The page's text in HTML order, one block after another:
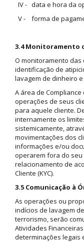
IV - data e hora da
V - forma de
3.4 Monitoramento
O monitoramento
identificação de
lavagem de dinheiro
A área de
operações de seus
para aquele cliente.
internamente os
sistemicamente,
movimentações dos
informações e/ou
operarem fora do
relacionamento de
Cliente (KYC).
3.5 Comunicação à
As operações ou
indícios de lavagem
terrorismo, serão
Atividades
determinações legais